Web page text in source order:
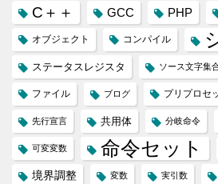
C＋＋ GCC PHP
オブジェクト コンパイル
ステータスレジスタ ソース文字集
ファイル ブログ プリプロセ
先行宣言 共用体 分岐命令
可変変数 命令セット
境界調整 変数 実引数